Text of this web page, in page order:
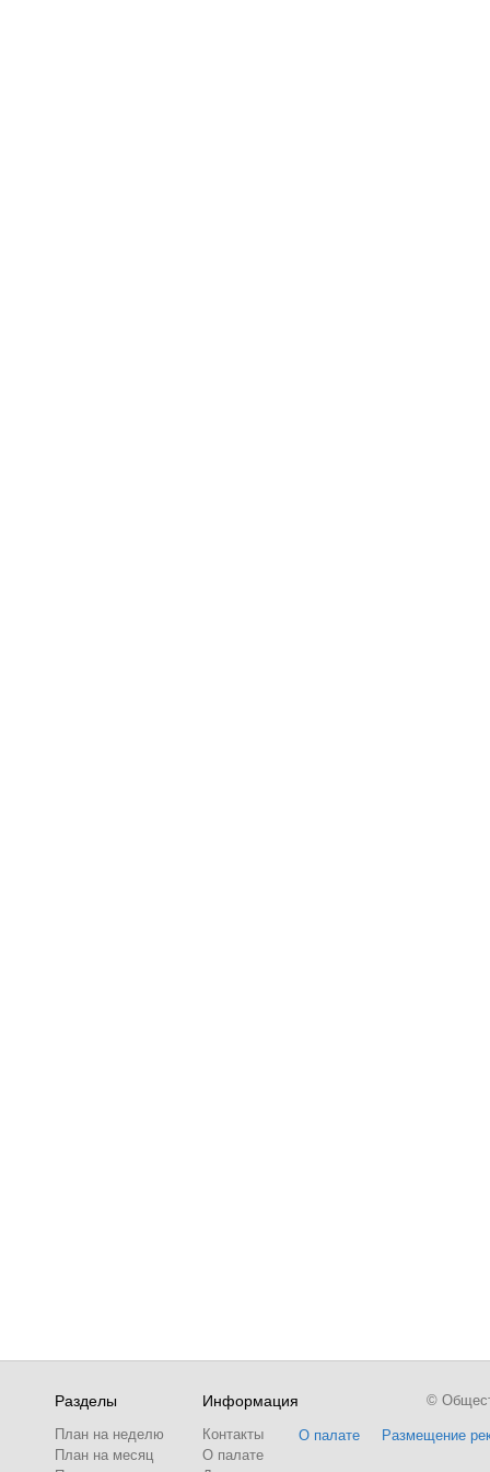
Разделы
План на неделю
План на месяц
Информация
Контакты
О палате
О палате Размещение
©